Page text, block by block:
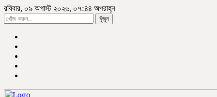
রবিবার, ০৯ অগাস্ট ২০২৬, ০৭:৪৪ অপরাহ্ন
খুঁজুন